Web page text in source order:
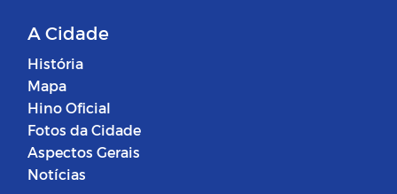
A Cidade
História
Mapa
Hino Oficial
Fotos da Cidade
Aspectos Gerais
Notícias